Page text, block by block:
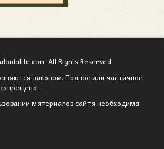
All Rights Reserved.
законом. Полное или частичное
материалов сайта необходима